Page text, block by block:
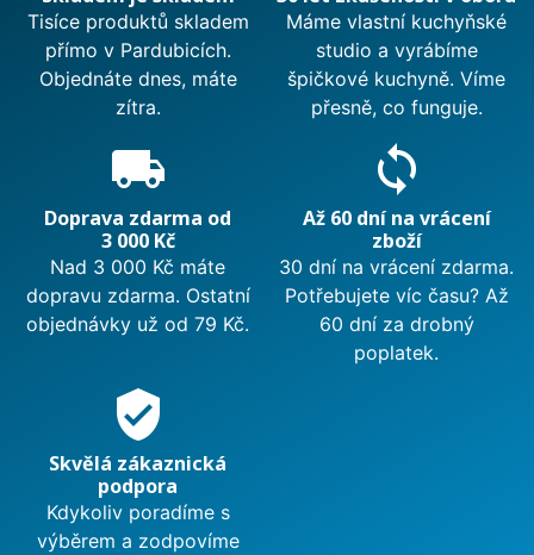
Tisíce produktů skladem
přímo v Pardubicích.
Objednáte dnes, máte
zítra.
Máme vlastní kuchyňské
studio a vyrábíme
špičkové kuchyně. Víme
přesně, co funguje.
local_shipping
Doprava zdarma od
3 000 Kč
Nad 3 000 Kč máte
dopravu zdarma. Ostatní
objednávky už od 79 Kč.
sync
Až 60 dní na vrácení
zboží
30 dní na vrácení zdarma.
Potřebujete víc času? Až
60 dní za drobný
poplatek.
verified_user
Skvělá zákaznická
podpora
Kdykoliv poradíme s
výběrem a zodpovíme